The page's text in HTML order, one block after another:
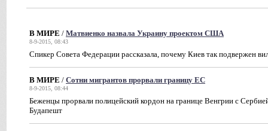
В МИРЕ / Матвиенко назвала Украину проектом США
8-9-2015, 08:43
Спикер Совета Федерации рассказала, почему Киев так подвержен
В МИРЕ / Сотни мигрантов прорвали границу ЕС
8-9-2015, 08:44
Беженцы прорвали полицейский кордон на границе Венгрии с
Будапешт